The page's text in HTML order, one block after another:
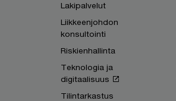
Lakipalvelut
Liikkeenjohdon
konsultointi
Riskienhallinta
Teknologia ja
digitaalisuus
Tilintarkastus